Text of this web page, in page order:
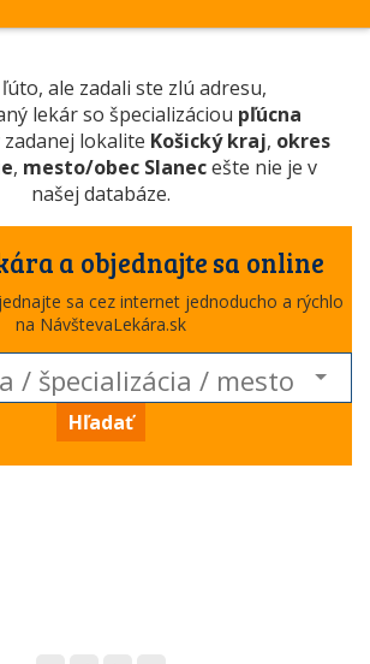
ľúto, ale zadali ste zlú adresu,
lekár so špecializáciou pľúcna
zadanej lokalite Košický kraj, okres
, mesto/obec Slanecešte nie je v
našej databáze.
a objednajte sa online
sa cez internet jednoducho a rýchlo
na NávštevaLekára.sk
Hľadať